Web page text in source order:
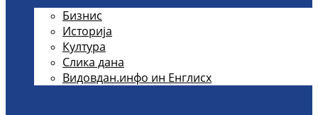
Бизнис
Историја
Култура
Слика дана
Видовдан.инфо ин Енглисх